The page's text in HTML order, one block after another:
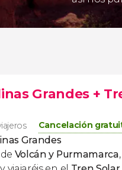
Grandes +
Cancelación
Grandes
Volcán y Purmamarca,